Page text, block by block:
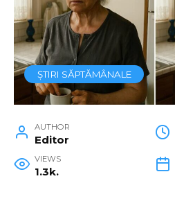
ȘTIRI SĂPTĂMÂNALE
AUTHOR
Editor
VIEWS
1.3k.